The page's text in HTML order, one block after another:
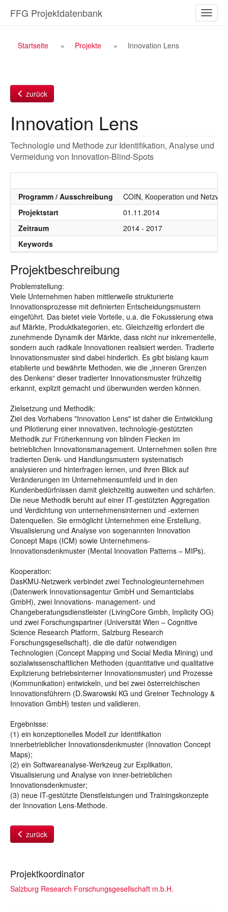
Inhalt
ein-/
FFG Projektdatenbank
Breadcrumb
Startseite Projekte Innovation Lens
zurück
Innovation Lens
Technologie und Methode zur Identifikation, Analyse und
Vermeidung von Innovation-Blind-Spots
Programm / Ausschreibung
COIN, Kooperation und
Projektstart
01.11.2014
Zeitraum
2014 - 2017
Keywords
Projektbeschreibung
Problemstellung:
Viele Unternehmen haben mittlerweile strukturierte
Innovationsprozesse mit definierten Entscheidungsmustern
eingeführt. Das bietet viele Vorteile, u.a. die Fokussierung etwa
auf Märkte, Produktkategorien, etc. Gleichzeitig erfordert die
zunehmende Dynamik der Märkte, dass nicht nur inkrementelle,
sondern auch radikale Innovationen realisiert werden. Tradierte
Innovationsmuster sind dabei hinderlich. Es gibt bislang kaum
etablierte und bewährte Methoden, wie die „inneren Grenzen
des Denkens“ dieser tradierter Innovationsmuster frühzeitig
erkannt, explizit gemacht und überwunden werden können.
Zielsetzung und Methodik:
Ziel des Vorhabens "Innovation Lens" ist daher die Entwicklung
und Pilotierung einer innovativen, technologie-gestützten
Methodik zur Früherkennung von blinden Flecken im
betrieblichen Innovationsmanagement. Unternehmen sollen ihre
tradierten Denk- und Handlungsmustern systematisch
analysieren und hinterfragen lernen, und ihren Blick auf
Veränderungen im Unternehmensumfeld und in den
Kundenbedürfnissen damit gleichzeitig ausweiten und schärfen.
Die neue Methodik beruht auf einer IT-gestützten Aggregation
und Verdichtung von unternehmensinternen und -externen
Datenquellen. Sie ermöglicht Unternehmen eine Erstellung,
Visualisierung und Analyse von sogenannten Innovation
Concept Maps (ICM) sowie Unternehmens-
Innovationsdenkmuster (Mental Innovation Patterns – MIPs).
Kooperation:
DasKMU-Netzwerk verbindet zwei Technologieunternehmen
(Datenwerk Innovationsagentur GmbH und Semanticlabs
GmbH), zwei Innovations- management- und
Changeberatungsdienstleister (LivingCore Gmbh, Implicity OG)
und zwei Forschungspartner (Universität Wien – Cognitive
Science Research Platform, Salzburg Research
Forschungsgesellschaft), die die dafür notwendigen
Technologien (Concept Mapping und Social Media Mining) und
sozialwissenschaftlichen Methoden (quantitative und qualitative
Explizierung betriebsinterner Innovationsmuster) und Prozesse
(Kommunikation) entwickeln, und bei zwei österreichischen
Innovationsführern (D.Swarowski KG und Greiner Technology &
Innovation GmbH) testen und validieren.
Ergebnisse:
(1) ein konzeptionelles Modell zur Identifikation
innerbetrieblicher Innovationsdenkmuster (Innovation Concept
Maps);
(2) ein Softwareanalyse-Werkzeug zur Explikation,
Visualisierung und Analyse von inner-betrieblichen
Innovationsdenkmuster;
(3) neue IT-gestützte Dienstleistungen und Trainingskonzepte
der Innovation Lens-Methode.
zurück
Projektkoordinator
Salzburg Research Forschungsgesellschaft m.b.H.